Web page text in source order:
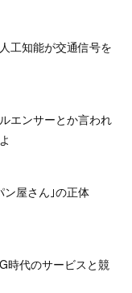
工知能が交通信号を
エンサーとか言われ
ン屋さん｣の正体
時代のサービスと競